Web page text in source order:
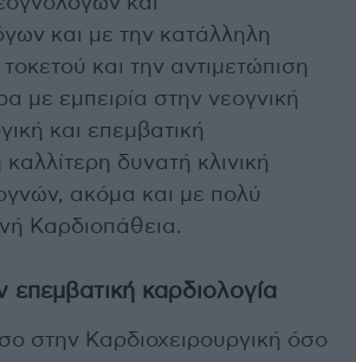
και με την κατάλληλη
και την αντιμετώπιση
με εμπειρία στην νεογνική
και επεμβατική
δυνατή κλινική
ακόμα και με πολύ
Καρδιοπάθεια.
καρδιολογία
στην Καρδιοχειρουργική όσο